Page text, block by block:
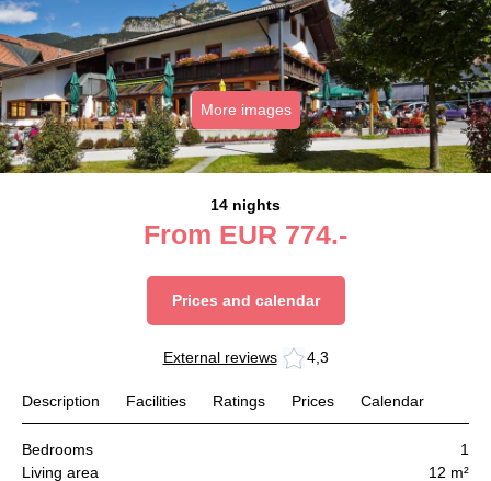
More images
14 nights
From EUR 774.-
Prices and calendar
External reviews 4,3
Description Facilities Ratings Prices Calendar
Bedrooms
1
Living area
12 m²